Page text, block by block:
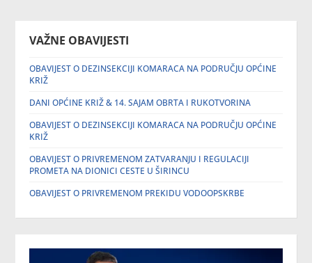
VAŽNE OBAVIJESTI
OBAVIJEST O DEZINSEKCIJI KOMARACA NA PODRUČJU OPĆINE
KRIŽ
DANI OPĆINE KRIŽ & 14. SAJAM OBRTA I RUKOTVORINA
OBAVIJEST O DEZINSEKCIJI KOMARACA NA PODRUČJU OPĆINE
KRIŽ
OBAVIJEST O PRIVREMENOM ZATVARANJU I REGULACIJI
PROMETA NA DIONICI CESTE U ŠIRINCU
OBAVIJEST O PRIVREMENOM PREKIDU VODOOPSKRBE